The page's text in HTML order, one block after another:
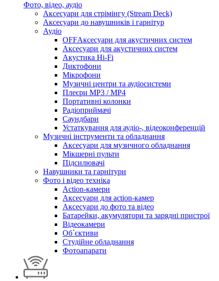
Фото, відео, аудіо
Аксесуари для стрімінгу (Stream Deck)
Аксесуари до навушників і гарнітур
Аудіо
OFFАксесуари для акустичних систем
Аксесуари для акустичних систем
Акустика Hi-Fi
Диктофони
Мікрофони
Музичні центри та аудіосистеми
Плеєри MP3 / MP4
Портативні колонки
Радіоприймачі
Саундбари
Устаткування для аудіо-, відеоконференцій
Музичні інструменти та обладнання
Аксесуари для музичного обладнання
Мікшерні пульти
Підсилювачі
Навушники та гарнітури
Фото і відео техніка
Action-камери
Аксесуари для action-камер
Аксесуари до фото та відео
Батарейки, акумулятори та зарядні пристрої
Відеокамери
Об`єктиви
Студійне обладнання
Фотоапарати